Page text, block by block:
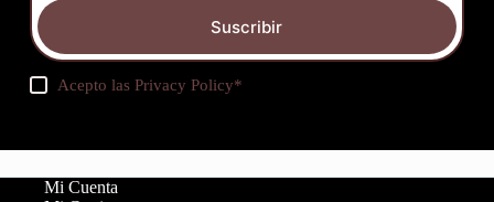
Suscribir
Acepto lasPrivacy Policy*
Mi Cuenta